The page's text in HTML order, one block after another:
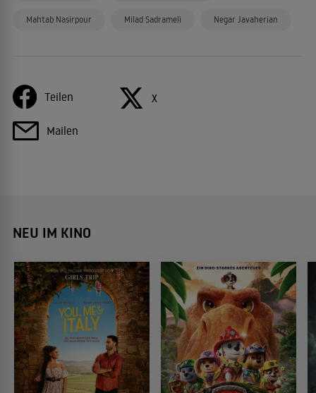
Mahtab Nasirpour Milad Sadrameli Negar Javaherian
Teilen X
Mailen
NEU IM KINO